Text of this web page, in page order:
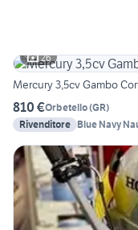
26
Mercury 3,5cv Gambo
810 €Orbetello(GR)
Rivenditore Blue Navy